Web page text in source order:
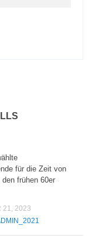
für die Zeit von
frühen 60er
21, 2023